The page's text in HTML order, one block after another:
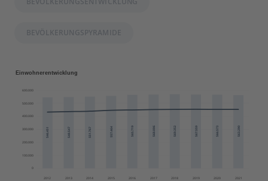
BEVÖLKERUNGSPYRAMIDE